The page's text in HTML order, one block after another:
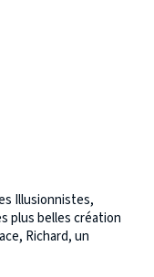
Illusionnistes,
plus belles création
Richard, un